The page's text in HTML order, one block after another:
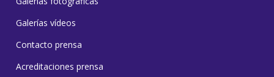
Galerías vídeos
Contacto prensa
Acreditaciones prensa